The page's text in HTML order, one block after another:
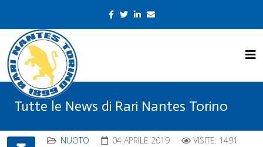
Tutte le News di Rari Nantes Torino
NUOTO 04 APRILE 2019 VISITE: 1491